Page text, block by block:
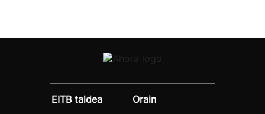
EITB taldea
Orain